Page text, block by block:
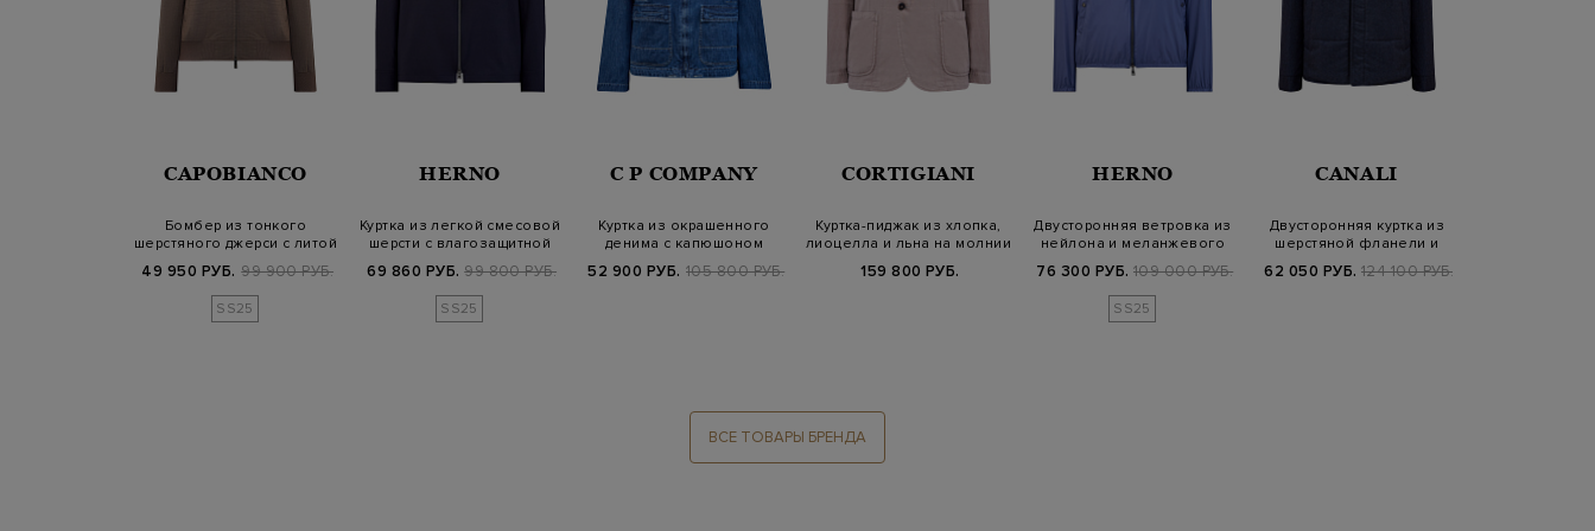
CAPOBIANCO
Бомбер из тонкого
шерстяного джерси с литой
49 950 РУБ. 99 900 РУБ.
SS25
HERNO
Куртка из легкой смесовой
шерсти с влагозащитной
69 860 РУБ. 99 800 РУБ.
SS25
C P COMPANY
Куртка из окрашенного
денима с капюшоном
52 900 РУБ. 105 800 РУБ.
CORTIGIANI
Куртка-пиджак из хлопка,
лиоцелла и льна на молнии
159 800 РУБ.
HERNO
Двусторонняя ветровка из
нейлона и меланжевого
76 300 РУБ. 109 000 РУБ.
SS25
CANALI
Двусторонняя куртка из
шерстяной фланели и
62 050 РУБ. 124 100 РУБ.
ВСЕ ТОВАРЫ БРЕНДА